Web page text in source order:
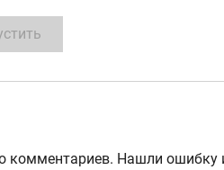
комментариев. Нашли ошибку